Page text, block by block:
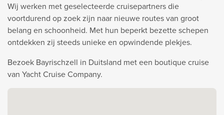
Wij werken met geselecteerde cruisepartners die
voortdurend op zoek zijn naar nieuwe routes van groot
belang en schoonheid. Met hun beperkt bezette schepen
ontdekken zij steeds unieke en opwindende plekjes.
Bezoek Bayrischzell in Duitsland met een boutique cruise
van Yacht Cruise Company.